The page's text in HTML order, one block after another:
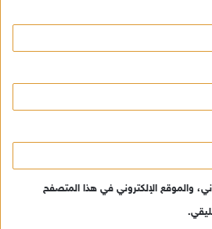
والموقع الإلكتروني في هذا المتصفح